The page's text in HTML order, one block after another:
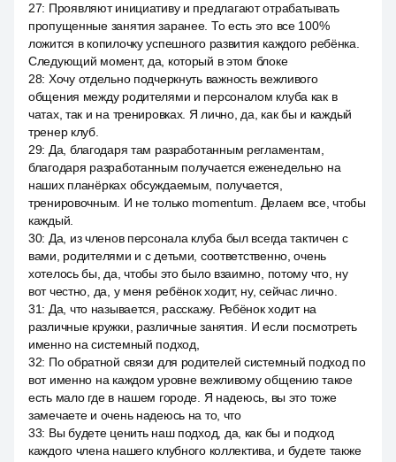
27: Проявляют инициативу и предлагают отрабатывать
пропущенные занятия заранее. То есть это все 100%
ложится в копилочку успешного развития каждого ребёнка.
Следующий момент, да, который в этом блоке
28: Хочу отдельно подчеркнуть важность вежливого
общения между родителями и персоналом клуба как в
чатах, так и на тренировках. Я лично, да, как бы и каждый
тренер клуб.
29: Да, благодаря там разработанным регламентам,
благодаря разработанным получается еженедельно на
наших планёрках обсуждаемым, получается,
тренировочным. И не только momentum. Делаем все, чтобы
каждый.
30: Да, из членов персонала клуба был всегда тактичен с
вами, родителями и с детьми, соответственно, очень
хотелось бы, да, чтобы это было взаимно, потому что, ну
вот честно, да, у меня ребёнок ходит, ну, сейчас лично.
31: Да, что называется, расскажу. Ребёнок ходит на
различные кружки, различные занятия. И если посмотреть
именно на системный подход,
32: По обратной связи для родителей системный подход по
вот именно на каждом уровне вежливому общению такое
есть мало где в нашем городе. Я надеюсь, вы это тоже
замечаете и очень надеюсь на то, что
33: Вы будете ценить наш подход, да, как бы и подход
каждого члена нашего клубного коллектива, и будете также